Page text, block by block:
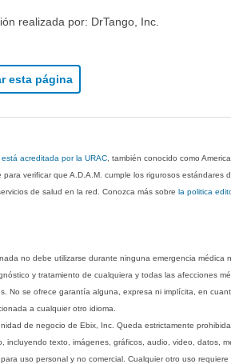
realizada por: DrTango, Inc.
esta página
acreditada por la URAC , también conocido como
para verificar que A.D.A.M. cumple los rigurosos
de salud en la red. Conozca más sobrela politica
no debe utilizarse durante ninguna emergencia
y tratamiento de cualquiera y todas las afecciones
No se ofrece garantía alguna, expresa ni implícita, en
a cualquier otro idioma.
de negocio de Ebix, Inc. Queda estrictamente
incluyendo texto, imágenes, gráficos, audio, video, datos,
uso personal y no comercial. Cualquier otro uso